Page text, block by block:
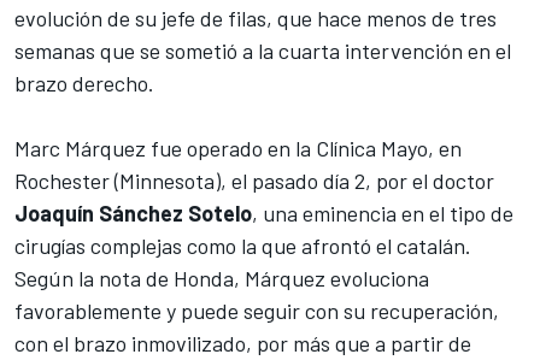
evolución de su jefe de filas, que hace menos de tres
semanas que se sometió a la cuarta intervención en el
brazo derecho.
Marc Márquez fue operado en la Clínica Mayo, en
Rochester (Minnesota), el pasado día 2, por el doctor
Joaquín Sánchez Sotelo, una eminencia en el tipo de
cirugías complejas como la que afrontó el catalán.
Según la nota de Honda, Márquez evoluciona
favorablemente y puede seguir con su recuperación,
con el brazo inmovilizado, por más que a partir de